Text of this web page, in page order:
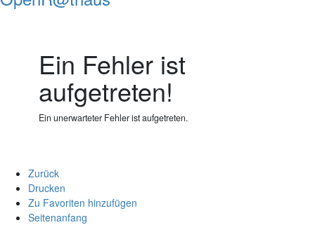
Ein Fehler ist
aufgetreten!
Ein unerwarteter Fehler ist aufgetreten.
Zurück
Drucken
Zu Favoriten hinzufügen
Seitenanfang